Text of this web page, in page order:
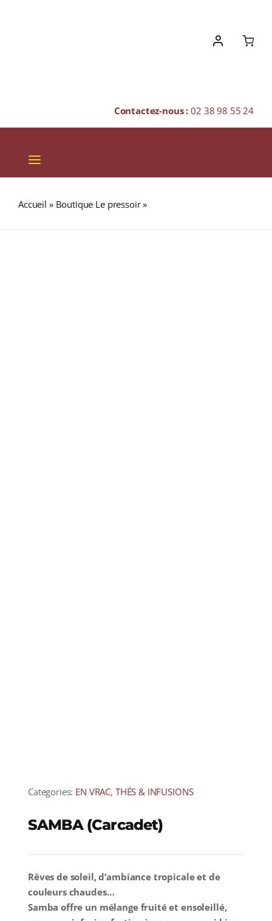
Contactez-nous :02 38 98 55 24
Toggle
Navigation
Accueil » Boutique Le pressoir»
Categories: EN VRAC, THÉS & INFUSIONS
SAMBA (Carcadet)
Rêves de soleil, d’ambiance tropicale et de
couleurs chaudes…
Samba offre un mélange fruité et ensoleillé,